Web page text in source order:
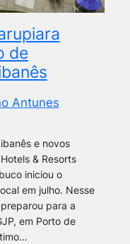
de
Antunes
e novos
& Resorts
iniciou o
em julho. Nesse
para a
em Porto de